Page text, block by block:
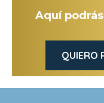
Aquí
QUIERO